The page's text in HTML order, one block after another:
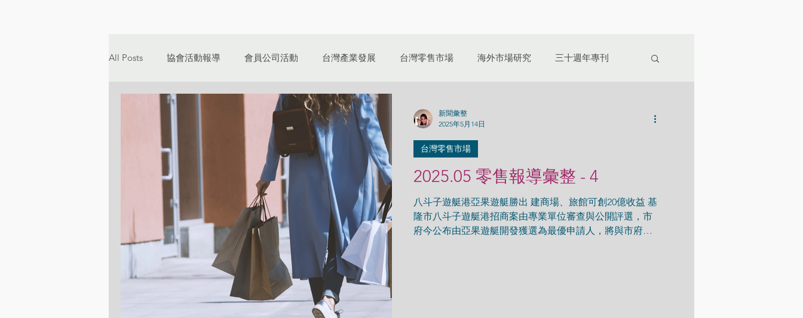
All Posts 協會活動報導 會員公司活動 台灣產業發展 台灣零售市場 海外市場研究 三十週年專刊
二十週年專刊
2025.05 零售報導彙整 - 4
八斗子遊艇港亞果遊艇勝出 建商場、旅館可創20億收益 基
隆市八斗子遊艇港招商案由專業單位審查與公開評選，市
府今公布由亞果遊艇開發獲選為最優申請人，將與市府攜
台灣零售市場
新聞彙整
2025年5月14日